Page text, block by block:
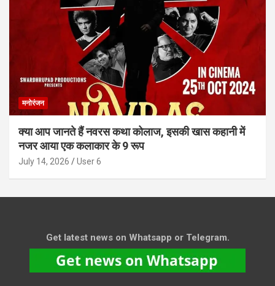
मनोरंजन
क्या आप जानते हैं नवरस कथा कोलाज, इसकी खास कहानी में
नजर आया एक कलाकार के 9 रूप
July 14, 2026 User 6
Get latest news on Whatsapp or Telegram.